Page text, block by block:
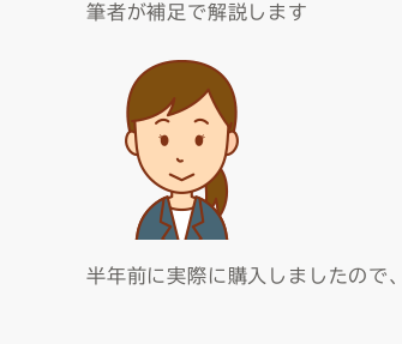
筆者が補足で解説します
半年前に実際に購入しましたので